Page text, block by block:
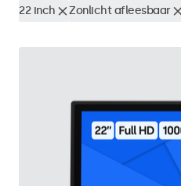
22 inch Zonlicht afleesbaar